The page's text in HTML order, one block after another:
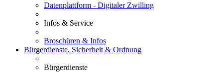
Datenplattform - Digitaler Zwilling
Infos & Service
Broschüren & Infos
Bürgerdienste, Sicherheit & Ordnung
Bürgerdienste